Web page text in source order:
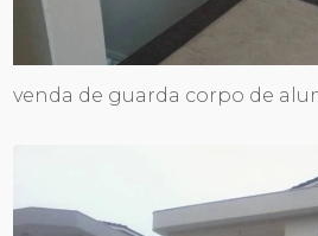
venda de guarda corpo de